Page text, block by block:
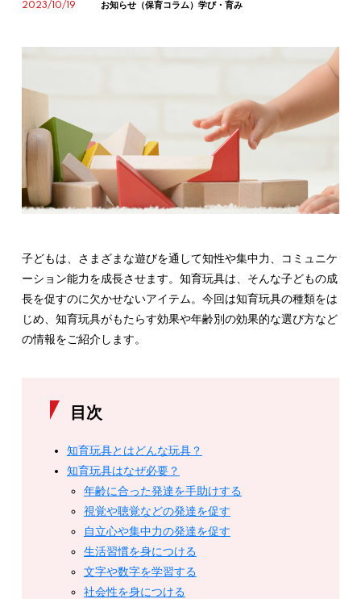
2023/10/19 お知らせ（保育コラム）学び・育み
子どもは、さまざまな遊びを通して知性や集中力、コミュニケ
ーション能力を成長させます。知育玩具は、そんな子どもの成
長を促すのに欠かせないアイテム。今回は知育玩具の種類をは
じめ、知育玩具がもたらす効果や年齢別の効果的な選び方など
の情報をご紹介します。
目次
知育玩具とはどんな玩具？
知育玩具はなぜ必要？
年齢に合った発達を手助けする
視覚や聴覚などの発達を促す
自立心や集中力の発達を促す
生活習慣を身につける
文字や数字を学習する
社会性を身につける